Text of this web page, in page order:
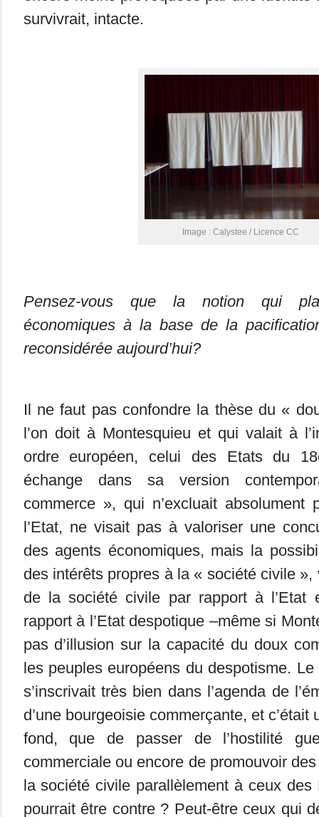
survivrait, intacte.
Image : Calystee / Licence CC
Pensez-vous que la notion qui
économiques à la base de la
reconsidérée aujourd’hui?
Il ne faut pas confondre la thèse du «
l’on doit à Montesquieu et qui valait à
ordre européen, celui des Etats du
échange dans sa version
commerce », qui n’excluait absolument
l’Etat, ne visait pas à valoriser une
des agents économiques, mais la
des intérêts propres à la « société civile
de la société civile par rapport à l’Etat
rapport à l’Etat despotique –même si
pas d’illusion sur la capacité du doux
les peuples européens du despotisme.
s’inscrivait très bien dans l’agenda de
d’une bourgeoisie commerçante, et
fond, que de passer de l’hostilité
commerciale ou encore de promouvoir
la société civile parallèlement à ceux des
pourrait être contre ? Peut-être ceux qui